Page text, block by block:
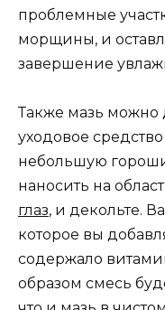
проблемные
морщины, и
завершение
Также мазь можно
уходовое
небольшую
наносить на
глаз, и декольте.
которое вы
содержало
образом смесь